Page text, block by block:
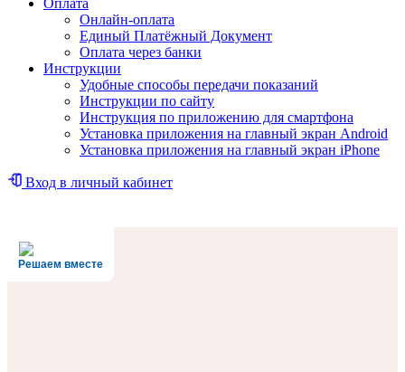
Оплата
Онлайн-оплата
Единый Платёжный Документ
Оплата через банки
Инструкции
Удобные способы передачи показаний
Инструкции по сайту
Инструкция по приложению для смартфона
Установка приложения на главный экран Android
Установка приложения на главный экран iPhone
Вход в личный кабинет
Решаем вместе